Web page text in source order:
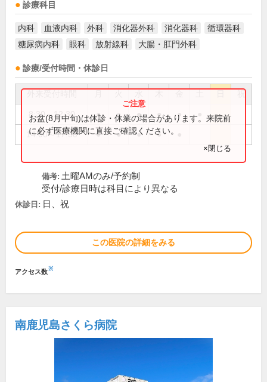
診療科目
内科 血液内科 外科 消化器外科 消化器科
循環器科
糖尿病内科
眼科 放射線科 大腸・肛門外科
診療/受付時間・休診日
祝
8:30～12:30 ● ● ● ● ●
14:00～17:30 ● ● ● ●
お盆(8月中旬)は休診・休業の場合があります。来院前
に必ず医療機関に直接ご確認ください。
×閉じる
備考: 土曜AMのみ/予約制
受付/診療日時は科目により異なる
休診日: 日、祝
この医院の詳細をみる
アクセス数※
南鹿児島さくら病院